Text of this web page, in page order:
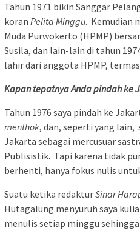
Tahun 1971 bikin Sanggar
koran Pelita Minggu. Kemudian
Muda Purwokerto (HPMP)
Susila, dan lain-lain di tahun
lahir dari anggota HPMP,
Kapan tepatnya Anda pindah ke
Tahun 1976 saya pindah ke
menthok, dan, seperti yang lain,
Jakarta sebagai mercusuar
Publisistik. Tapi karena tidak
berhenti, hanya fokus nulis
Suatu ketika redakturSinar
Hutagalung.menyuruh saya
menulis setiap minggu